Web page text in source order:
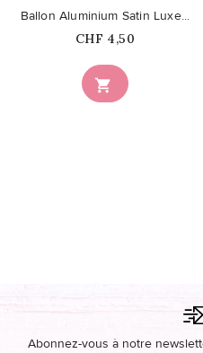

Ballon Aluminium Satin Luxe...
Prix
CHF 4,50
Abonnez-vous à notre